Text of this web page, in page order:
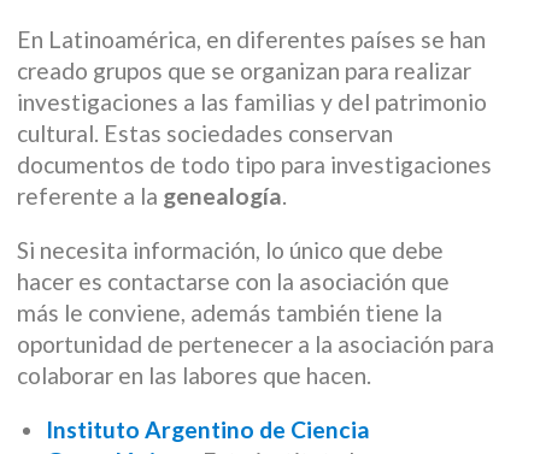
En Latinoamérica, en diferentes países se han
creado grupos que se organizan para realizar
investigaciones a las familias y del patrimonio
cultural. Estas sociedades conservan
documentos de todo tipo para investigaciones
referente a la genealogía.
Si necesita información, lo único que debe
hacer es contactarse con la asociación que
más le conviene, además también tiene la
oportunidad de pertenecer a la asociación para
colaborar en las labores que hacen.
Instituto Argentino de Ciencia